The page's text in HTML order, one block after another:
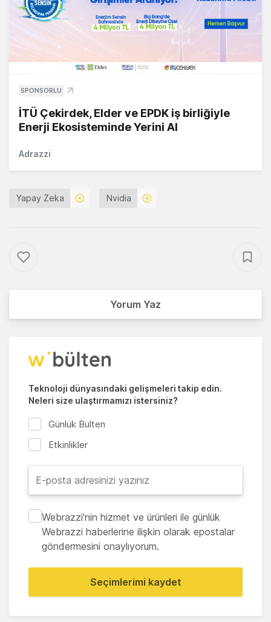
SPONSORLU
İTÜ Çekirdek, Elder ve EPDK iş birliğiyle
Enerji Ekosisteminde Yerini Al
Adrazzi
Yapay Zeka Nvidia
Yorum Yaz
Teknoloji dünyasındaki gelişmeleri takip edin.
Neleri size ulaştırmamızı istersiniz?
Günlük Bülten
Etkinlikler
Webrazzi'nin hizmet ve ürünleri ile günlük
Webrazzi haberlerine ilişkin olarak epostalar
göndermesini onaylıyorum.
Seçimlerimi kaydet